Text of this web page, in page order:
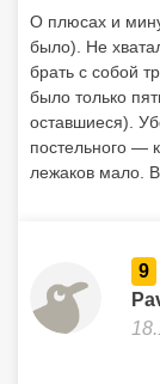
О плюсах и
было). Не
брать с собой
было только
оставшиеся).
постельного —
лежаков мало.
9